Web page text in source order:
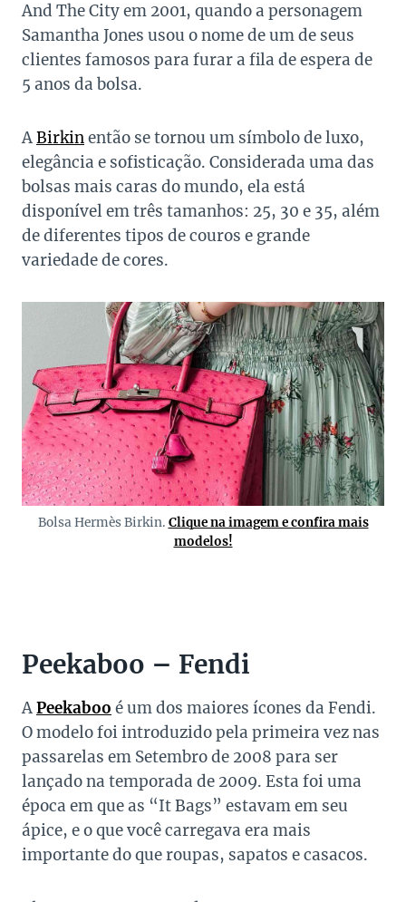
And The City em 2001, quando a personagem
Samantha Jones usou o nome de um de seus
clientes famosos para furar a fila de espera de
5 anos da bolsa.
ABirkinentão se tornou um símbolo de luxo,
elegância e sofisticação. Considerada uma das
bolsas mais caras do mundo, ela está
disponível em três tamanhos: 25, 30 e 35, além
de diferentes tipos de couros e grande
variedade de cores.
Bolsa Hermès Birkin. Clique na imagem e confira mais
modelos!
Peekaboo – Fendi
APeekaboo é um dos maiores ícones da Fendi.
O modelo foi introduzido pela primeira vez nas
passarelas em Setembro de 2008 para ser
lançado na temporada de 2009. Esta foi uma
época em que as “It Bags” estavam em seu
ápice, e o que você carregava era mais
importante do que roupas, sapatos e casacos.